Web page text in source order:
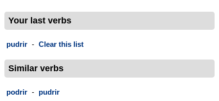
Your last verbs
pudrir - Clear this list
Similar verbs
podrir - pudrir